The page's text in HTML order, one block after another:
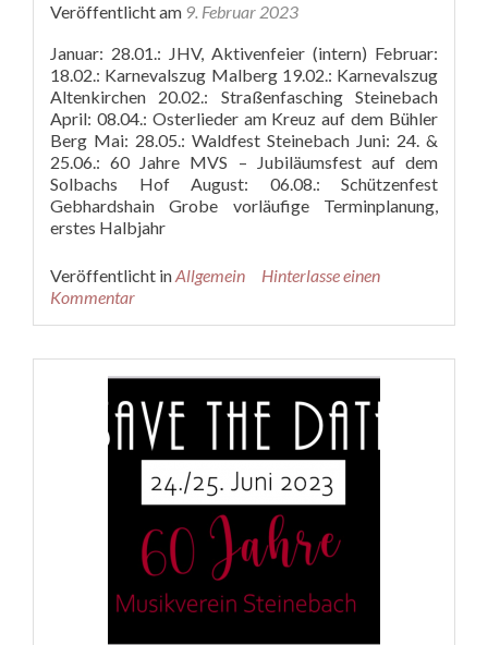
Veröffentlicht am 9. Februar 2023
Januar: 28.01.: JHV, Aktivenfeier (intern) Februar:
18.02.: Karnevalszug Malberg 19.02.: Karnevalszug
Altenkirchen 20.02.: Straßenfasching Steinebach
April: 08.04.: Osterlieder am Kreuz auf dem Bühler
Berg Mai: 28.05.: Waldfest Steinebach Juni: 24. &
25.06.: 60 Jahre MVS – Jubiläumsfest auf dem
Solbachs Hof August: 06.08.: Schützenfest
Gebhardshain Grobe vorläufige Terminplanung,
erstes Halbjahr
Veröffentlicht inAllgemein
Hinterlasse einen
Kommentar